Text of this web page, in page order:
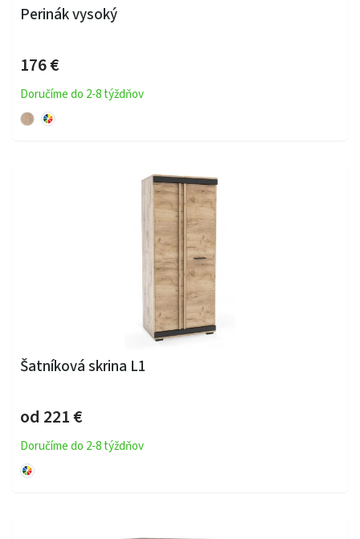
Perinák vysoký
176 €
Doručíme do 2-8 týždňov
Šatníková skrina L1
od 221 €
Doručíme do 2-8 týždňov